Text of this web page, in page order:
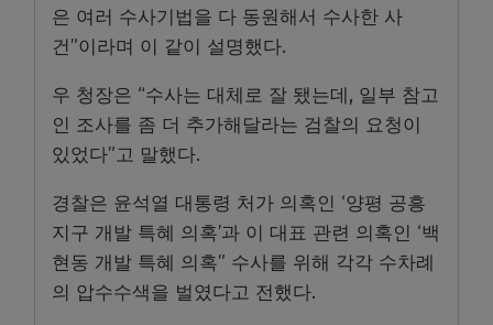
은 여러 수사기법을 다 동원해서 수사한 사
건”이라며 이 같이 설명했다.
우 청장은 “수사는 대체로 잘 됐는데, 일부 참고
인 조사를 좀 더 추가해달라는 검찰의 요청이
있었다”고 말했다.
경찰은 윤석열 대통령 처가 의혹인 ‘양평 공흥
지구 개발 특혜 의혹’과 이 대표 관련 의혹인 ‘백
현동 개발 특혜 의혹” 수사를 위해 각각 수차례
의 압수수색을 벌였다고 전했다.